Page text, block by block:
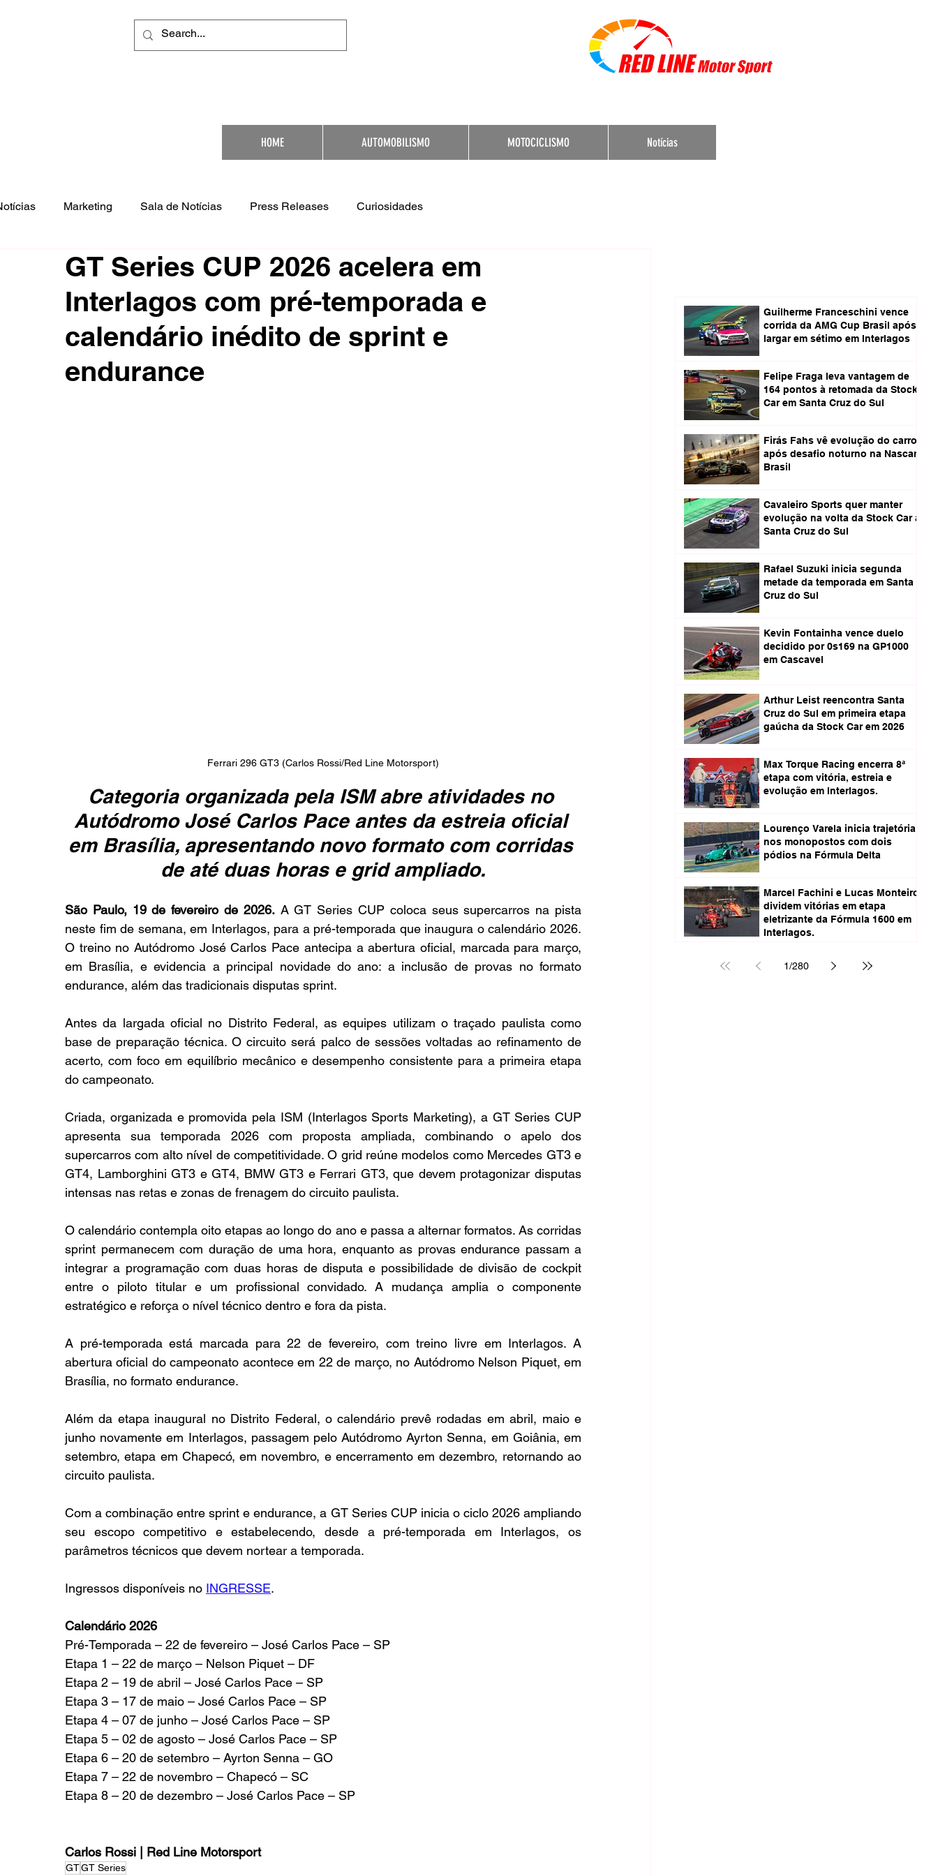
HOME AUTOMOBILISMO MOTOCICLISMO Notícias
Marketing Sala de Notícias Press Releases Curiosidades
GT Series CUP 2026 acelera em
Interlagos com pré-temporada e
calendário inédito de sprint e
endurance
Ferrari 296 GT3 (Carlos Rossi/Red Line Motorsport)
Categoria organizada pela ISM abre atividades no
Autódromo José Carlos Pace antes da estreia oficial
em Brasília, apresentando novo formato com corridas
de até duas horas e grid ampliado.
São Paulo, 19 de fevereiro de 2026. A GT Series CUP coloca seus supercarros na pista
neste fim de semana, em Interlagos, para a pré-temporada que inaugura o calendário 2026.
O treino no Autódromo José Carlos Pace antecipa a abertura oficial, marcada para março,
em Brasília, e evidencia a principal novidade do ano: a inclusão de provas no formato
endurance, além das tradicionais disputas sprint.
Antes da largada oficial no Distrito Federal, as equipes utilizam o traçado paulista como
base de preparação técnica. O circuito será palco de sessões voltadas ao refinamento de
acerto, com foco em equilíbrio mecânico e desempenho consistente para a primeira etapa
do campeonato.
Criada, organizada e promovida pela ISM (Interlagos Sports Marketing), a GT Series CUP
apresenta sua temporada 2026 com proposta ampliada, combinando o apelo dos
supercarros com alto nível de competitividade. O grid reúne modelos como Mercedes GT3 e
GT4, Lamborghini GT3 e GT4, BMW GT3 e Ferrari GT3, que devem protagonizar disputas
intensas nas retas e zonas de frenagem do circuito paulista.
O calendário contempla oito etapas ao longo do ano e passa a alternar formatos. As corridas
sprint permanecem com duração de uma hora, enquanto as provas endurance passam a
integrar a programação com duas horas de disputa e possibilidade de divisão de cockpit
entre o piloto titular e um profissional convidado. A mudança amplia o componente
estratégico e reforça o nível técnico dentro e fora da pista.
A pré-temporada está marcada para 22 de fevereiro, com treino livre em Interlagos. A
abertura oficial do campeonato acontece em 22 de março, no Autódromo Nelson Piquet, em
Brasília, no formato endurance.
Além da etapa inaugural no Distrito Federal, o calendário prevê rodadas em abril, maio e
junho novamente em Interlagos, passagem pelo Autódromo Ayrton Senna, em Goiânia, em
setembro, etapa em Chapecó, em novembro, e encerramento em dezembro, retornando ao
circuito paulista.
Com a combinação entre sprint e endurance, a GT Series CUP inicia o ciclo 2026 ampliando
seu escopo competitivo e estabelecendo, desde a pré-temporada em Interlagos, os
parâmetros técnicos que devem nortear a temporada.
Ingressos disponíveis no INGRESSE.
Calendário 2026
Pré-Temporada – 22 de fevereiro – José Carlos Pace – SP
Etapa 1 – 22 de março – Nelson Piquet – DF
Etapa 2 – 19 de abril – José Carlos Pace – SP
Etapa 3 – 17 de maio – José Carlos Pace – SP
Etapa 4 – 07 de junho – José Carlos Pace – SP
Etapa 5 – 02 de agosto – José Carlos Pace – SP
Etapa 6 – 20 de setembro – Ayrton Senna – GO
Etapa 7 – 22 de novembro – Chapecó – SC
Etapa 8 – 20 de dezembro – José Carlos Pace – SP
Carlos Rossi | Red Line Motorsport
GTGT Series
Guilherme Franceschini vence
corrida da AMG Cup Brasil após
largar em sétimo em Interlagos
Felipe Fraga leva vantagem de
164 pontos à retomada da Stock
Car em Santa Cruz do Sul
Firás Fahs vê evolução do carro
após desafio noturno na Nascar
Brasil
Cavaleiro Sports quer manter
evolução na volta da Stock Car a
Santa Cruz do Sul
Rafael Suzuki inicia segunda
metade da temporada em Santa
Cruz do Sul
Kevin Fontainha vence duelo
decidido por 0s169 na GP1000
em Cascavel
Arthur Leist reencontra Santa
Cruz do Sul em primeira etapa
gaúcha da Stock Car em 2026
Max Torque Racing encerra 8ª
etapa com vitória, estreia e
evolução em Interlagos.
Lourenço Varela inicia trajetória
nos monopostos com dois
pódios na Fórmula Delta
Marcel Fachini e Lucas Monteiro
dividem vitórias em etapa
eletrizante da Fórmula 1600 em
Interlagos.
1/280